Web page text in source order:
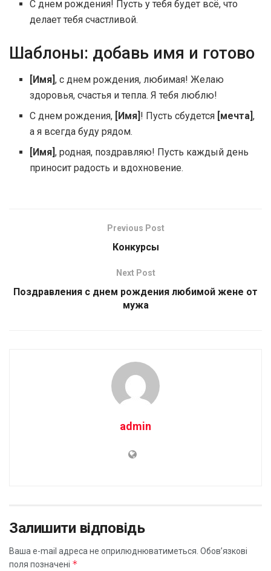
С днем рождения! Пусть у тебя будет всё, что
делает тебя счастливой.
Шаблоны: добавь имя и готово
[Имя], с днем рождения, любимая! Желаю
здоровья, счастья и тепла. Я тебя люблю!
С днем рождения,
[Имя] ! Пусть сбудется [мечта],
а я всегда буду рядом.
[Имя], родная, поздравляю! Пусть каждый день
приносит радость и вдохновение.
Previous Post
Конкурсы
Next Post
Поздравления с днем рождения любимой жене от
мужа
admin
Залишити відповідь
Ваша e-mail адреса не оприлюднюватиметься. Обов’язкові
поля позначені *